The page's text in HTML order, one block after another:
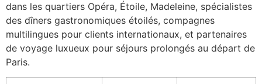
dans les quartiers Opéra, Étoile, Madeleine, spécialistes
des dîners gastronomiques étoilés, compagnes
multilingues pour clients internationaux, et partenaires
de voyage luxueux pour séjours prolongés au départ de
Paris.